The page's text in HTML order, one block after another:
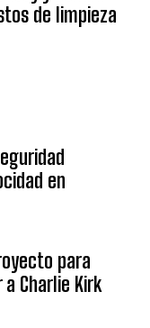
de limpieza
en
para
a Charlie Kirk